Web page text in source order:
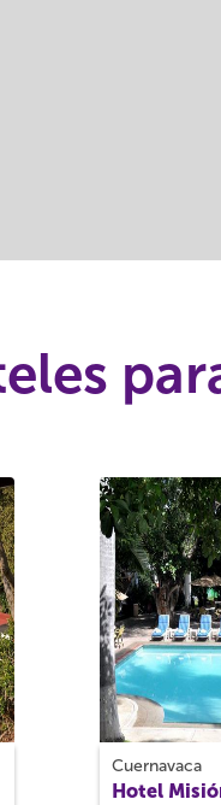
Cuernavaca